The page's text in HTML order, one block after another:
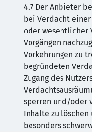
4.7 Der Anbieter
bei Verdacht
oder wesentlicher
Vorgängen
Vorkehrungen zu
begründeten
Zugang des
sperren und/oder
Inhalte zu
besonders